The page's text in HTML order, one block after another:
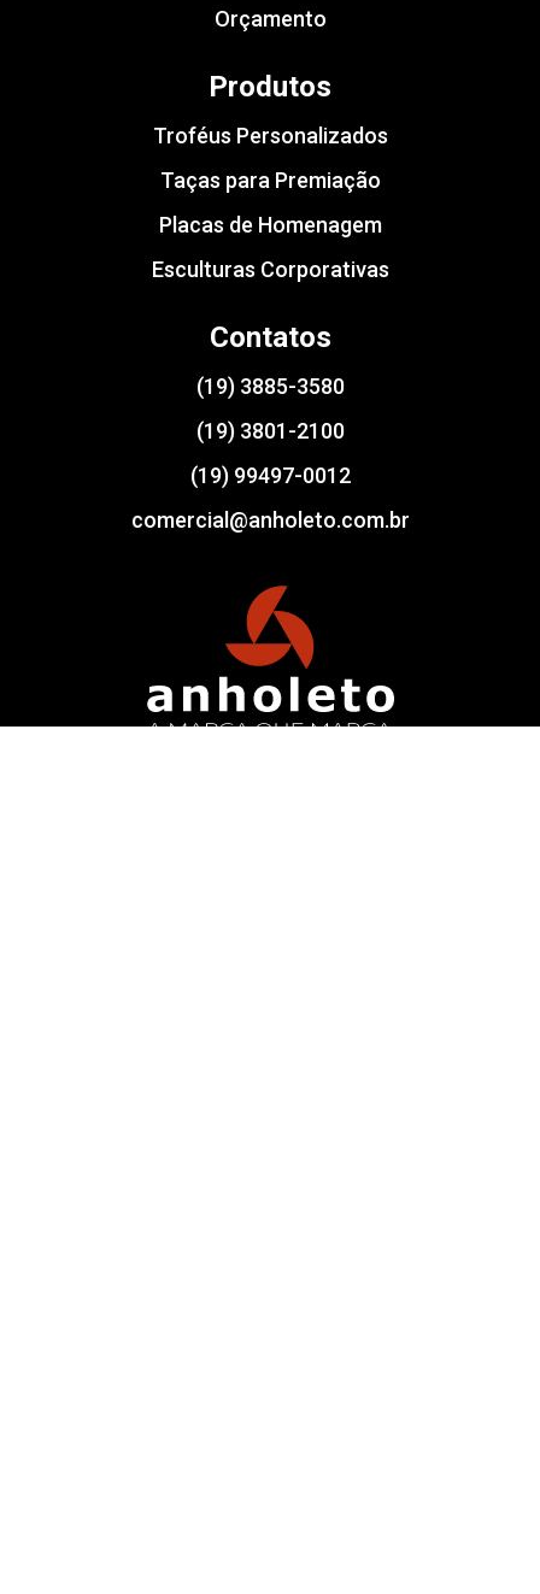
Orçamento
Produtos
Troféus Personalizados
Taças para Premiação
Placas de Homenagem
Esculturas Corporativas
Contatos
(19) 3885-3580
(19) 3801-2100
(19) 99497-0012
comercial@anholeto.com.br